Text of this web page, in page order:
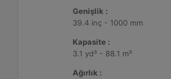
Genişlik :
39.4 inç - 1000 mm
Kapasite :
3.1 yd³ - 88.1 m³
Ağırlık :